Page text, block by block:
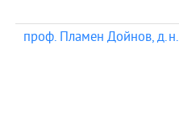
проф. Пламен Дойнов, д.н.